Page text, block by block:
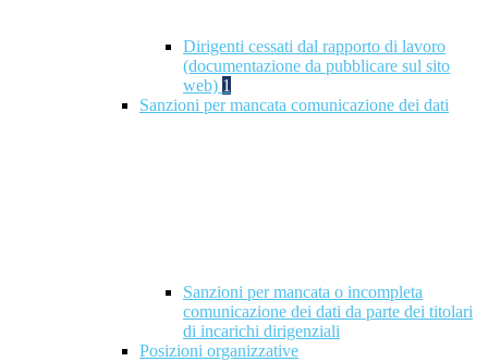
Dirigenti cessati dal rapporto di lavoro
(documentazione da pubblicare sul sito
web) 1
Sanzioni per mancata comunicazione dei dati
Sanzioni per mancata o incompleta
comunicazione dei dati da parte dei titolari
di incarichi dirigenziali
Posizioni organizzative